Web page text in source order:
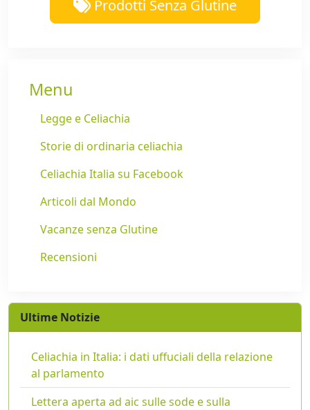
Prodotti Senza Glutine
Menu
Legge e Celiachia
Storie di ordinaria celiachia
Celiachia Italia su Facebook
Articoli dal Mondo
Vacanze senza Glutine
Recensioni
Ultime Notizie
Celiachia in Italia: i dati uffuciali della relazione
al parlamento
Lettera aperta ad aic sulle sode e sulla